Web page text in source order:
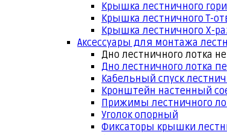
Крышка лестничного
Крышка лестничного Т-
Крышка лестничного Х-
Аксессуары для монтажа
Дно лестничного лотка
Дно лестничного лотка
Кабельный спуск
Кронштейн настенный
Прижимы лестничного
Уголок опорный
Фиксаторы крышки